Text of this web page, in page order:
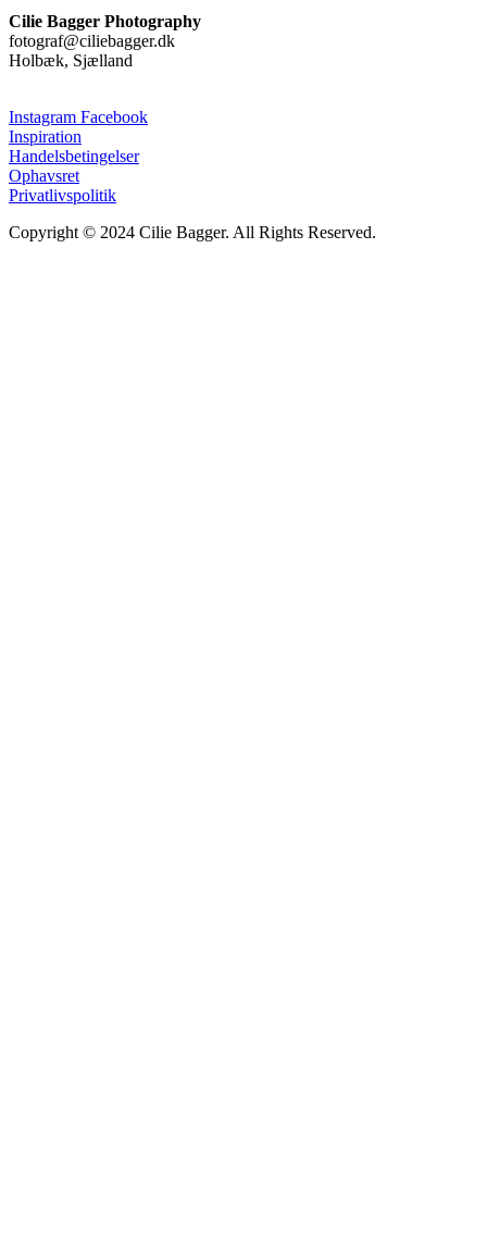
Cilie Bagger Photography
fotograf@ciliebagger.dk
Holbæk, Sjælland
Instagram Facebook
Inspiration
Handelsbetingelser
Ophavsret
Privatlivspolitik
Copyright © 2024 Cilie Bagger. All Rights Reserved.